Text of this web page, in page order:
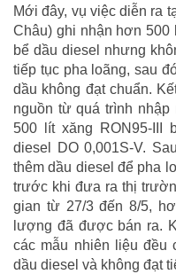
Mới đây, vụ việc diễn ra
Châu) ghi nhận hơn 500
bể dầu diesel nhưng
tiếp tục pha loãng, sau
dầu không đạt chuẩn.
nguồn từ quá trình
500 lít xăng RON95-III
diesel DO 0,001S-V.
thêm dầu diesel để pha
trước khi đưa ra thị
gian từ 27/3 đến 8/5,
lượng đã được bán ra.
các mẫu nhiên liệu đều
dầu diesel và không đạt